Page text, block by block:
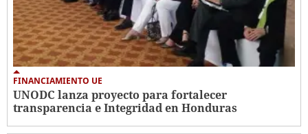
FINANCIAMIENTO UE
UNODC lanza proyecto para fortalecer
transparencia e Integridad en Honduras